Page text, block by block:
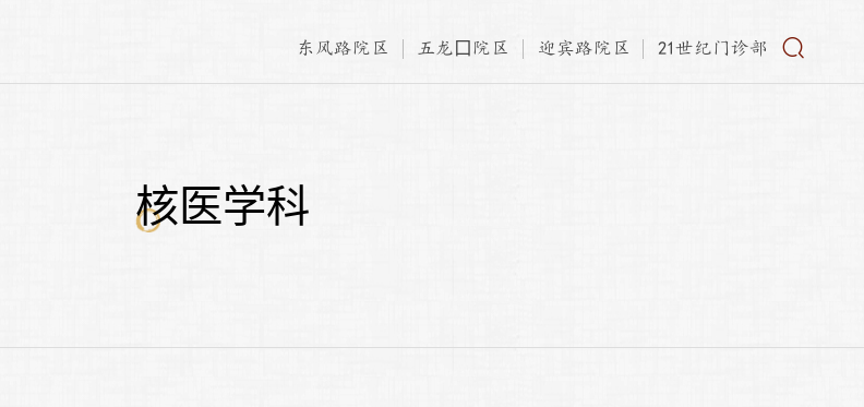
东风路院区 五龙口院区 迎宾路院区 21世纪门诊部
核医学科